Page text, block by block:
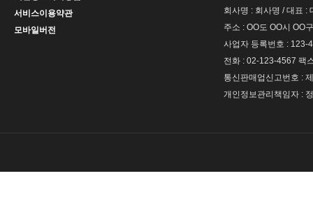
서비스이용약관
모바일버전
회사명 : 회사명 / 대표 :
주소 : OO도 OO시 OO
사업자 등록번호 : 123-
전화 : 02-123-4567 팩
통신판매업신고번호 :
개인정보관리책임자 :